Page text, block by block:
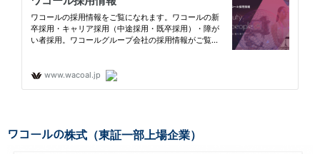
ワコールの株式（東証一部上場企業）